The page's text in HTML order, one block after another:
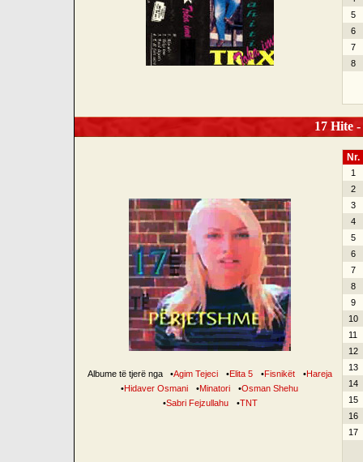
5
6
7
8
17 Hite
Albume të tjerë nga •Agim Tejeci •Elita 5 •Fisnikët •Hareja
•Hidaver Osmani •Minatori •Osman Shehu
•Sabri Fejzullahu •TNT
Nr.
1
2
3
4
5
6
7
8
9
10
11
12
13
14
15
16
17